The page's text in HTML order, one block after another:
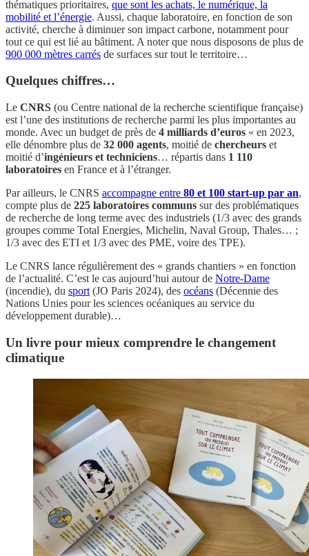
thématiques prioritaires, que sont les achats, le numérique, la
mobilité et l’énergie. Aussi, chaque laboratoire, en fonction de son
activité, cherche à diminuer son impact carbone, notamment pour
tout ce qui est lié au bâtiment. A noter que nous disposons de plus de
900 000 mètres carrés de surfaces sur tout le territoire…
Quelques chiffres…
Le CNRS (ou Centre national de la recherche scientifique française)
est l’une des institutions de recherche parmi les plus importantes au
monde. Avec un budget de près de 4 milliards d’euros « en 2023,
elle dénombre plus de 32 000 agents, moitié de chercheurs et
moitié d’ingénieurs et techniciens… répartis dans 1 110
laboratoires en France et à l’étranger.
Par ailleurs, le CNRS accompagne entre 80 et 100 start-up par an,
compte plus de 225 laboratoires communs sur des problématiques
de recherche de long terme avec des industriels (1/3 avec des grands
groupes comme Total Energies, Michelin, Naval Group, Thales… ;
1/3 avec des ETI et 1/3 avec des PME, voire des TPE).
Le CNRS lance régulièrement des « grands chantiers » en fonction
de l’actualité. C’est le cas aujourd’hui autour de Notre-Dame
(incendie), du sport (JO Paris 2024), des océans (Décennie des
Nations Unies pour les sciences océaniques au service du
développement durable)…
Un livre pour mieux comprendre le changement
climatique